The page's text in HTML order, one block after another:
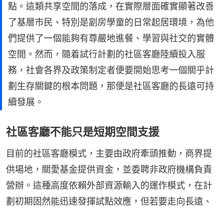
點。這類共享空間的落成，在實際層面確實顯著改善
了基層市民、特別是劏房學童的日常起居環境，為他
們提供了一個能夠有尊嚴地進餐、學習與社交的實體
空間。然而，隨着試行計劃的社區客廳陸續投入服
務，社會各界及政策制定者便要開始思考一個關乎計
劃生存關鍵的根本問題，那便是社區客廳的長遠可持
續發展。
社區客廳不能只是短期空間支援
目前的社區客廳模式，主要由政府牽頭推動，商界提
供場地，關愛基金提供資金，並委聘非政府機構負責
營辦。這種高度依賴外部資源輸入的運作模式，在計
劃初期固然能迅速發揮試點效應，但若要走向長遠、